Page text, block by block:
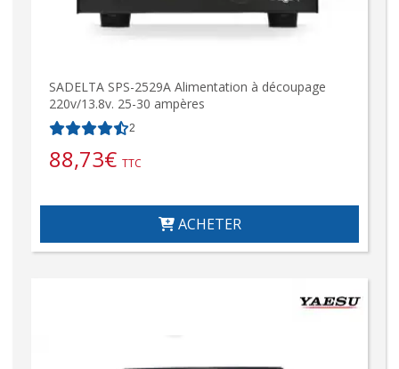
SADELTA SPS-2529A Alimentation à découpage
220v/13.8v. 25-30 ampères
2
88,73€ TTC
ACHETER